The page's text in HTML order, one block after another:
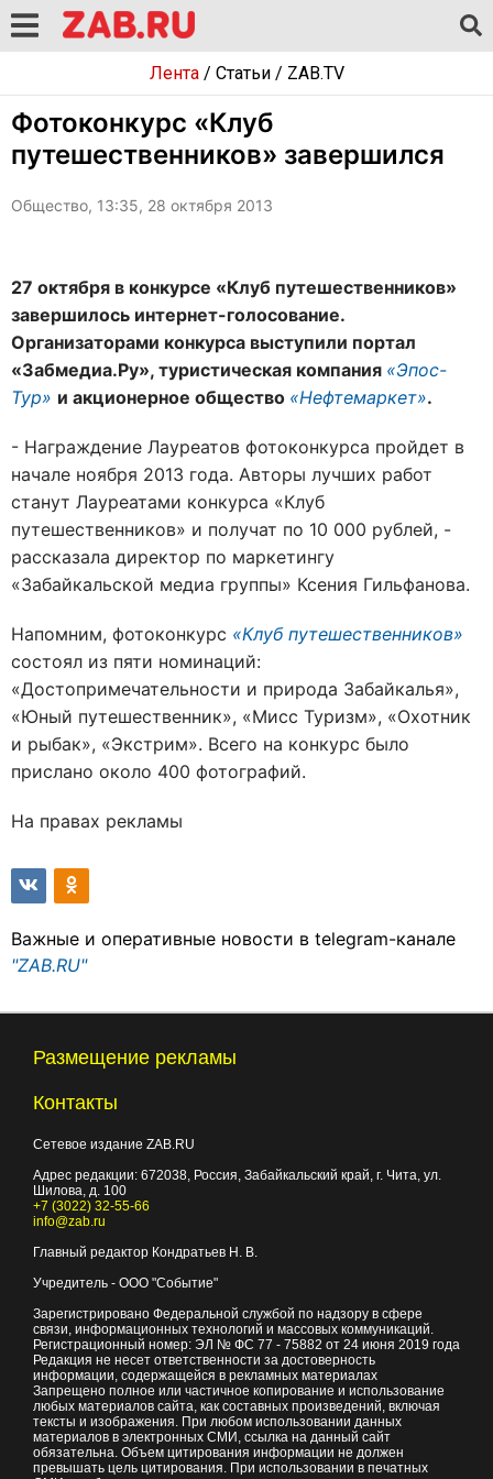
Лента/ Статьи/ ZAB.TV
Фотоконкурс «Клуб
путешественников» завершился
Общество, 13:35, 28 октября 2013
27 октября в конкурсе «Клуб путешественников»
завершилось интернет-голосование.
Организаторами конкурса выступили портал
«Забмедиа.Ру», туристическая компания «Эпос-
Тур» и акционерное общество «Нефтемаркет».
- Награждение Лауреатов фотоконкурса пройдет в
начале ноября 2013 года. Авторы лучших работ
станут Лауреатами конкурса «Клуб
путешественников» и получат по 10 000 рублей, -
рассказала директор по маркетингу
«Забайкальской медиа группы» Ксения Гильфанова.
Напомним, фотоконкурс «Клуб путешественников»
состоял из пяти номинаций:
«Достопримечательности и природа Забайкалья»,
«Юный путешественник», «Мисс Туризм», «Охотник
и рыбак», «Экстрим». Всего на конкурс было
прислано около 400 фотографий.
На правах рекламы
Важные и оперативные новости в telegram-канале
"ZAB.RU"
Размещение рекламы
Контакты
Сетевое издание ZAB.RU
Адрес редакции: 672038, Россия, Забайкальский край, г. Чита, ул.
Шилова, д. 100
+7 (3022) 32-55-66
info@zab.ru
Главный редактор Кондратьев Н. В.
Учредитель - ООО "Событие"
Зарегистрировано Федеральной службой по надзору в сфере
связи, информационных технологий и массовых коммуникаций.
Регистрационный номер: ЭЛ № ФС 77 - 75882 от 24 июня 2019 года
Редакция не несет ответственности за достоверность
информации, содержащейся в рекламных материалах
Запрещено полное или частичное копирование и использование
любых материалов сайта, как составных произведений, включая
тексты и изображения. При любом использовании данных
материалов в электронных СМИ, ссылка на данный сайт
обязательна. Объем цитирования информации не должен
превышать цель цитирования. При использовании в печатных